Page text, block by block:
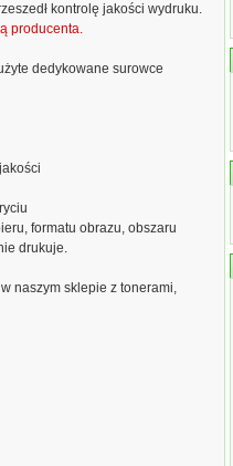
kontrolę jakości wydruku.
producenta.
dedykowane surowce
formatu obrazu, obszaru
drukuje.
naszym sklepie z tonerami,